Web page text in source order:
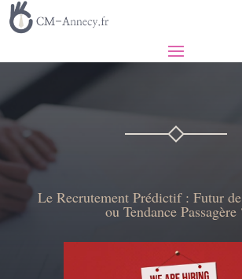
Le Recrutement Prédictif : Futur
ou Tendance Passagère